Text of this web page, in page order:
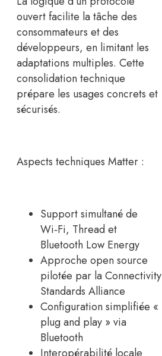
ouvert facilite la tâche des
consommateurs et des
développeurs, en limitant les
adaptations multiples. Cette
consolidation technique
prépare les usages concrets et
sécurisés.
Aspects techniques Matter :
Support simultané de
Wi‑Fi, Thread et
Bluetooth Low Energy
Approche open source
pilotée par la Connectivity
Standards Alliance
Configuration simplifiée «
plug and play » via
Bluetooth
Interopérabilité locale